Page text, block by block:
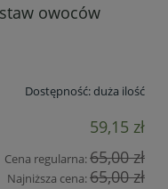
owoców
Dostępność:duża ilość
59,15 zł
Cena regularna:65,00 zł
Najniższa cena:65,00 zł